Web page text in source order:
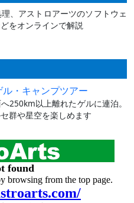
、アストロアーツのソフトウェ
をオンラインで解説
・キャンプツアー
250km以上離れたゲルに連泊。
群や星空を楽しめます